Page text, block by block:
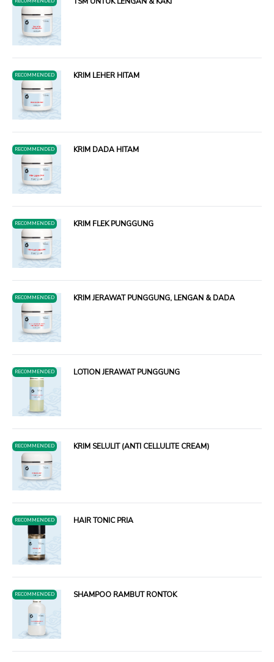
RECOMMENDED KRIM LEHER HITAM
RECOMMENDED KRIM DADA HITAM
RECOMMENDED KRIM FLEK PUNGGUNG
RECOMMENDED KRIM JERAWAT PUNGGUNG, LENGAN & DADA
RECOMMENDED LOTION JERAWAT PUNGGUNG
RECOMMENDED KRIM SELULIT (ANTI CELLULITE CREAM)
RECOMMENDED HAIR TONIC PRIA
RECOMMENDED SHAMPOO RAMBUT RONTOK